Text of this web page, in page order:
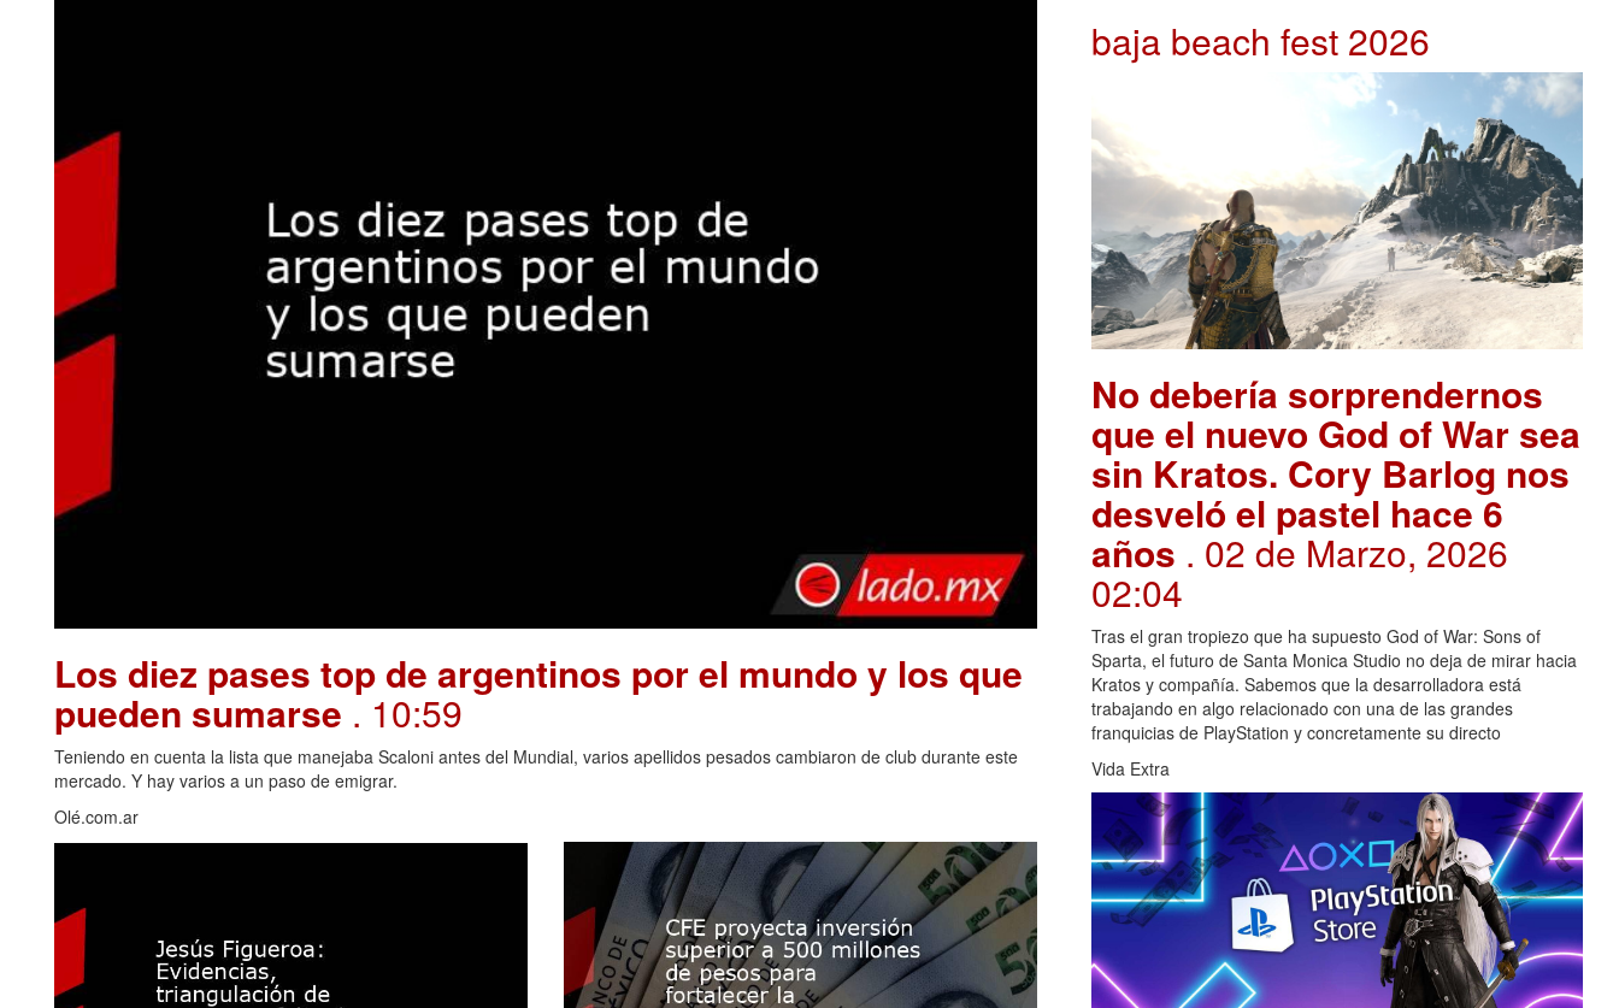
Los diez pases top de argentinos por el mundo y los que
pueden sumarse . 10:59
Teniendo en cuenta la lista que manejaba Scaloni antes del Mundial, varios apellidos pesados cambiaron de club durante este
mercado. Y hay varios a un paso de emigrar.
Olé.com.ar
baja beach fest 2026
No debería sorprendernos
que el nuevo God of War sea
sin Kratos. Cory Barlog nos
desveló el pastel hace 6
años . 02 de Marzo, 2026
02:04
Tras el gran tropiezo que ha supuesto God of War: Sons of
Sparta, el futuro de Santa Monica Studio no deja de mirar hacia
Kratos y compañía. Sabemos que la desarrolladora está
trabajando en algo relacionado con una de las grandes
franquicias de PlayStation y concretamente su directo
Vida Extra